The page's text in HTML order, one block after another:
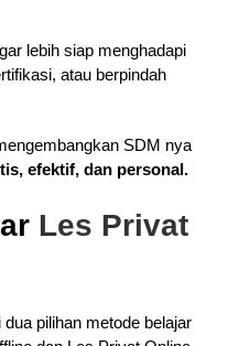
lebih siap menghadapi
atau berpindah
SDM nya
efektif, dan personal.
Les Privat
pilihan metode belajar